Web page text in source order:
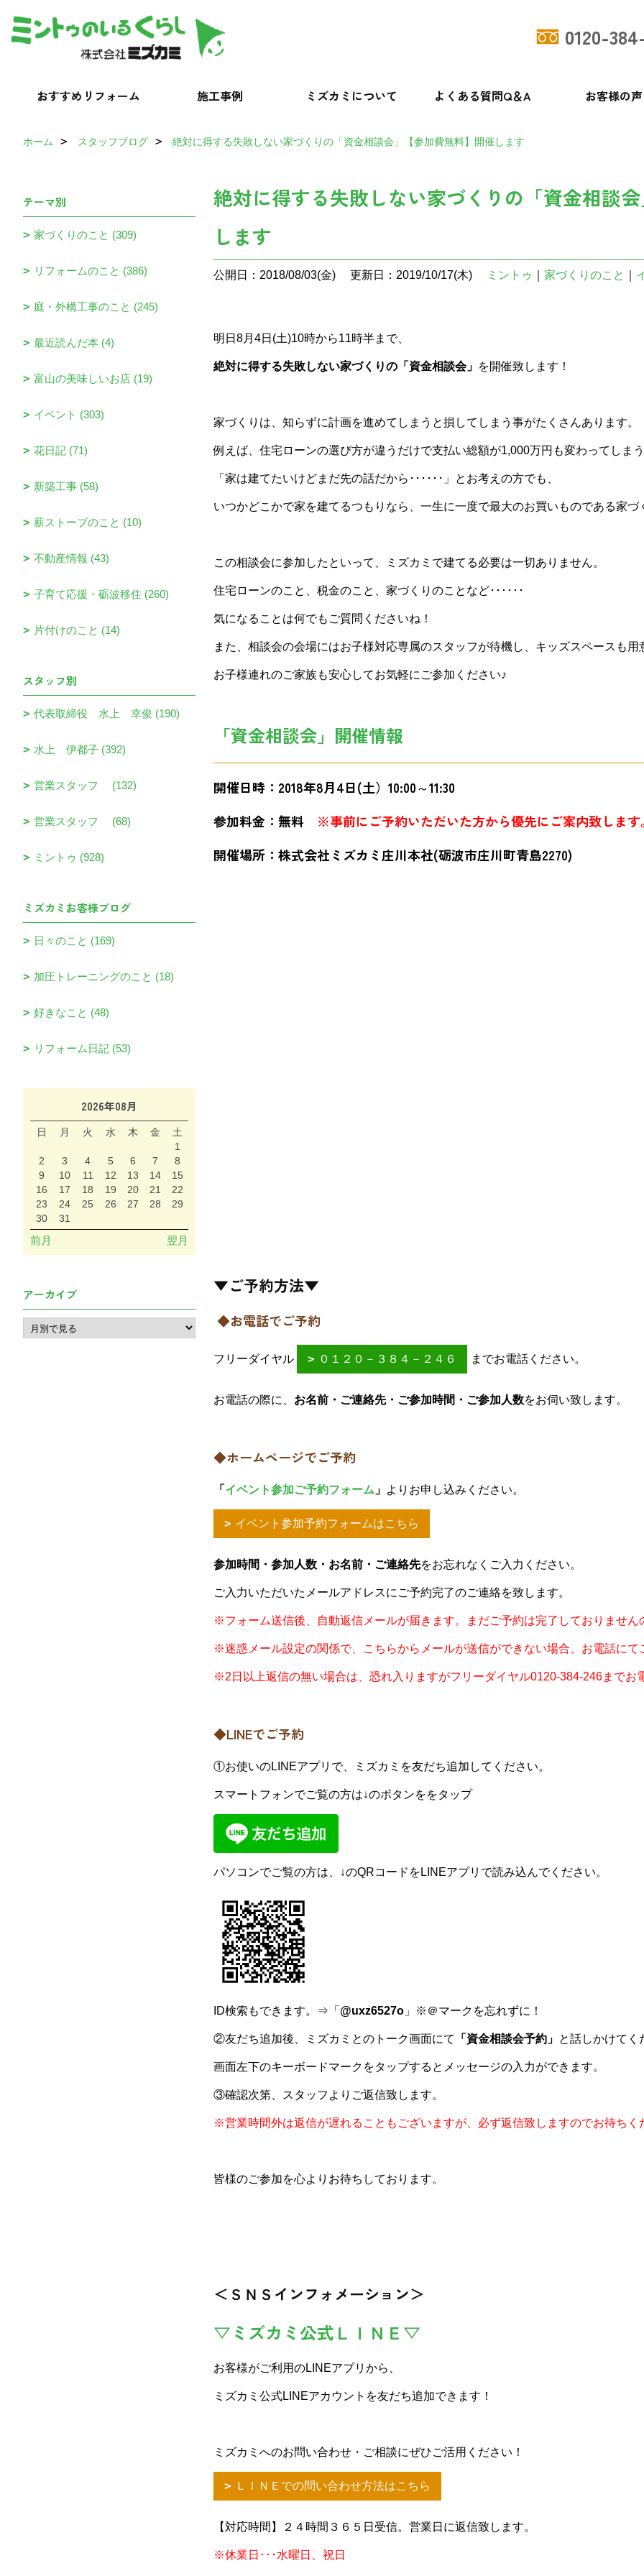
0120-
おすすめリフォーム 施工事例 ミズカミについて よくある質問Q＆A お客様の声
ホーム スタッフブログ 絶対に得する失敗しない家づくりの「資金相談会」【参加費無料】開催します
絶対に得する失敗しない家づくりの「資金相談
します
公開日：2018/08/03(金) 更新日：2019/10/17(木) ミントゥ 家づくりのこと
明日8月4日(土)10時から11時半まで、
絶対に得する失敗しない家づくりの「資金相談会」 を開催致します！
家づくりは、知らずに計画を進めてしまうと損してしまう事がたくさんあります。
例えば、住宅ローンの選び方が違うだけで支払い総額が1,000万円も変わってしま
「家は建てたいけどまだ先の話だから･･････」とお考えの方でも、
いつかどこかで家を建てるつもりなら、一生に一度で最大のお買いものである家
この相談会に参加したといって、ミズカミで建てる必要は一切ありません。
住宅ローンのこと、税金のこと、家づくりのことなど･･････
気になることは何でもご質問くださいね！
また、相談会の会場にはお子様対応専属のスタッフが待機し、キッズスペースも用
お子様連れのご家族も安心してお気軽にご参加ください♪
「資金相談会」開催情報
開催日時：2018年8月4日(土）10:00～11:30
参加料金：無料 ※事前にご予約いただいた方から優先にご案内致します。
開催場所：株式会社ミズカミ庄川本社(砺波市庄川町青島2270)
▼ご予約方法▼
◆お電話でご予約
フリーダイヤル ０１２０－３８４－２４６ までお電話ください。
お電話の際に、 お名前・ご連絡先・ご参加時間・ご参加人数をお伺い致します。
◆ホームページでご予約
「 イベント参加ご予約フォーム 」 よりお申し込みください。
イベント参加予約フォームはこちら
参加時間・参加人数・お名前・ご連絡先をお忘れなくご入力ください。
ご入力いただいたメールアドレスにご予約完了のご連絡を致します。
※フォーム送信後、自動返信メールが届きます。まだご予約は完了しておりません
※迷惑メール設定の関係で、こちらからメールが送信ができない場合、お電話にて
※2日以上返信の無い場合は、恐れ入りますがフリーダイヤル0120-384-246までお
◆LINEでご予約
①お使いのLINEアプリで、ミズカミを友だち追加してください。
スマートフォンでご覧の方は↓のボタンををタップ
パソコンでご覧の方は、↓のQRコードをLINEアプリで読み込んでください。
ID検索もできます。⇒「 @uxz6527o 」※＠マークを忘れずに！
②友だち追加後、ミズカミとのトーク画面にて 「資金相談会予約」 と話しかけてく
画面左下のキーボードマークをタップするとメッセージの入力ができます。
③確認次第、スタッフよりご返信致します。
※営業時間外は返信が遅れることもございますが、必ず返信致しますのでお待ちく
皆様のご参加を心よりお待ちしております。
＜ＳＮＳインフォメーション＞
▽ミズカミ公式ＬＩＮＥ▽
お客様がご利用のLINEアプリから、
ミズカミ公式LINEアカウントを友だち追加できます！
ミズカミへのお問い合わせ・ご相談にぜひご活用ください！
ＬＩＮＥでの問い合わせ方法はこちら
【対応時間】２４時間３６５日受信。営業日に返信致します。
※休業日･･･水曜日、祝日
テーマ別
家づくりのこと (309)
リフォームのこと (386)
庭・外構工事のこと (245)
最近読んだ本 (4)
富山の美味しいお店 (19)
イベント (303)
花日記 (71)
新築工事 (58)
薪ストーブのこと (10)
不動産情報 (43)
子育て応援・砺波移住 (260)
片付けのこと (14)
スタッフ別
代表取締役 水上 幸俊 (190)
水上 伊都子 (392)
営業スタッフ (132)
営業スタッフ (68)
ミントゥ (928)
ミズカミお客様ブログ
日々のこと (169)
加圧トレーニングのこと (18)
好きなこと (48)
リフォーム日記 (53)
2026年08月
日 月 火 水 木 金
土
1
2
3 4 5 6 7
8
9
10 11 12 13 14
15
16
17 18 19 20 21
22
23
24 25 26 27 28
29
30
31
前月 翌月
アーカイブ